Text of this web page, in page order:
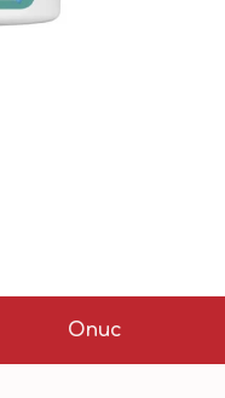
Опис